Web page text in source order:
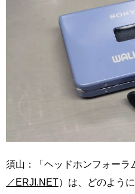
須山：「ヘッドホンフォーラ
／ERJI.NET）は、どのよう